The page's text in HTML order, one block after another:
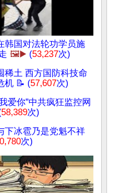
韩国对法轮功学员施
🖼️▶️ (53,237次)
稀土 西方国防科技命
机 📝 (57,607次)
爱你”中共疯狂监控网
58,389次)
下冰雹乃是党魁不祥
次)